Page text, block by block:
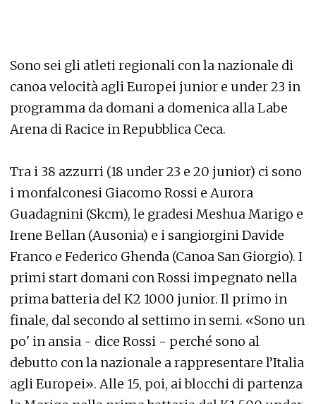
Sono sei gli atleti regionali con la nazionale di
canoa velocità agli Europei junior e under 23 in
programma da domani a domenica alla Labe
Arena di Racice in Repubblica Ceca.
Tra i 38 azzurri (18 under 23 e 20 junior) ci sono
i monfalconesi Giacomo Rossi e Aurora
Guadagnini (Skcm), le gradesi Meshua Marigo e
Irene Bellan (Ausonia) e i sangiorgini Davide
Franco e Federico Ghenda (Canoa San Giorgio). I
primi start domani con Rossi impegnato nella
prima batteria del K2 1000 junior. Il primo in
finale, dal secondo al settimo in semi. «Sono un
po' in ansia - dice Rossi - perché sono al
debutto con la nazionale a rappresentare l’Italia
agli Europei». Alle 15, poi, ai blocchi di partenza